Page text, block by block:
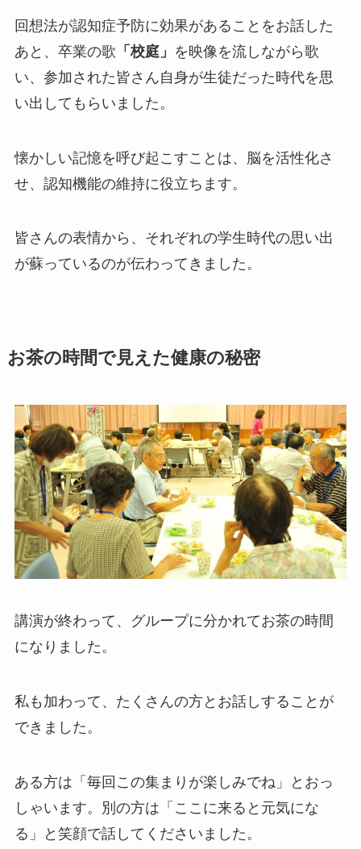
回想法が認知症予防に効果があることをお話した
あと、卒業の歌 「校庭」 を映像を流しながら歌
い、参加された皆さん自身が生徒だった時代を思
い出してもらいました。
懐かしい記憶を呼び起こすことは、脳を活性化さ
せ、認知機能の維持に役立ちます。
皆さんの表情から、それぞれの学生時代の思い出
が蘇っているのが伝わってきました。
お茶の時間で見えた健康の秘密
講演が終わって、グループに分かれてお茶の時間
になりました。
私も加わって、たくさんの方とお話しすることが
できました。
ある方は「毎回この集まりが楽しみでね」とおっ
しゃいます。別の方は「ここに来ると元気にな
る」と笑顔で話してくださいました。